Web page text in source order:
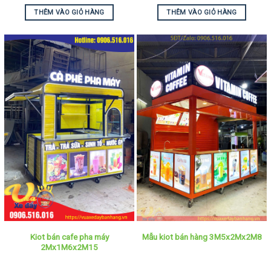
THÊM VÀO GIỎ HÀNG THÊM VÀO GIỎ HÀNG
Kiot bán cafe pha máy
2Mx1M6x2M15
Mẫu kiot bán hàng 3M5x2Mx2M8